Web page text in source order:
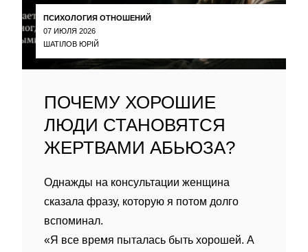
ПСИХОЛОГИЯ ОТНОШЕНИЙ
07 ИЮЛЯ 2026
ШАТІЛОВ ЮРІЙ
ПОЧЕМУ ХОРОШИЕ
ЛЮДИ СТАНОВЯТСЯ
ЖЕРТВАМИ АБЬЮЗА?
Однажды на консультации женщина
сказала фразу, которую я потом долго
вспоминал.
«Я все время пыталась быть хорошей. А